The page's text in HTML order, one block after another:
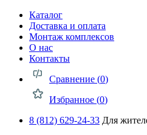
Каталог
Доставка и оплата
Монтаж комплексов
О нас
Контакты
Сравнение (0)
Избранное (0)
8 (812) 629-24-33 Для